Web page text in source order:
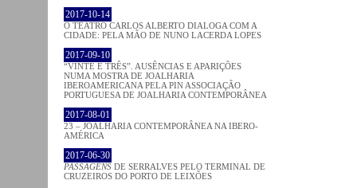
2017-10-14
O TEATRO CARLOS ALBERTO DIALOGA COM A
CIDADE: PELA MÃO DE NUNO LACERDA LOPES
2017-09-10
“VINTE E TRÊS”. AUSÊNCIAS E APARIÇÕES
NUMA MOSTRA DE JOALHARIA
IBEROAMERICANA PELA PIN ASSOCIAÇÃO
PORTUGUESA DE JOALHARIA CONTEMPORÂNEA
2017-08-01
23 – JOALHARIA CONTEMPORÂNEA NA IBERO-
AMÉRICA
2017-06-30
PASSAGENS DE SERRALVES PELO TERMINAL DE
CRUZEIROS DO PORTO DE LEIXÕES